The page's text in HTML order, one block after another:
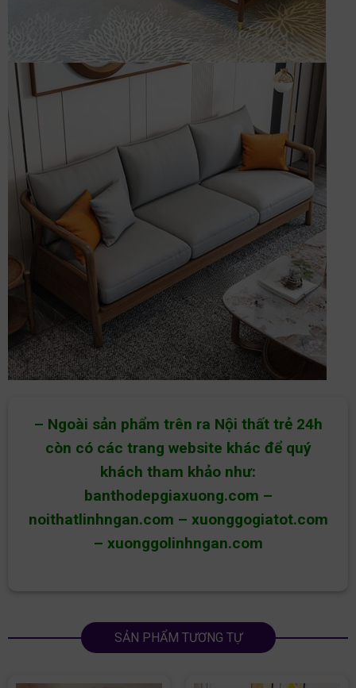
– Ngoài sản phẩm trên ra Nội thất trẻ 24h
còn có các trang website khác để quý
khách tham khảo như:
banthodepgiaxuong.com –
noithatlinhngan.com – xuonggogiatot.com
– xuonggolinhngan.com
SẢN PHẨM TƯƠNG TỰ